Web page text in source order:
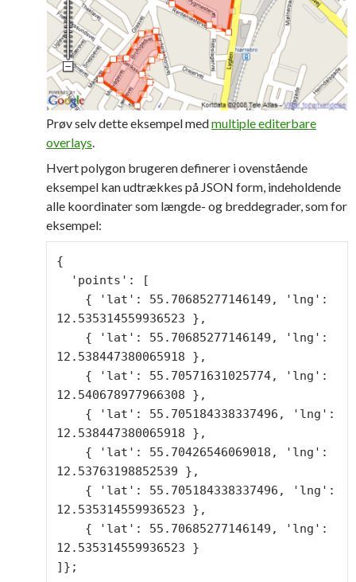
Prøv selv dette eksempel medmultiple editerbare
overlays.
Hvert polygon brugeren definerer i ovenstående
eksempel kan udtrækkes på JSON form, indeholdende
alle koordinater som længde- og breddegrader, som for
eksempel:
{
12.535314559936523 },
12.538447380065918 },
12.540678977966308 },
12.538447380065918 },
12.53763198852539 },
12.535314559936523 },
12.535314559936523 }
]};